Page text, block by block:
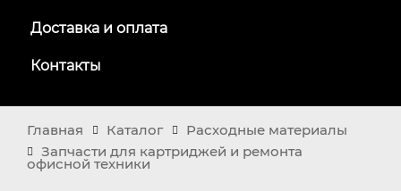
Доставка и оплата
Контакты
Главная Каталог
Расходные материалы
Запчасти для картриджей и ремонта
офисной техники